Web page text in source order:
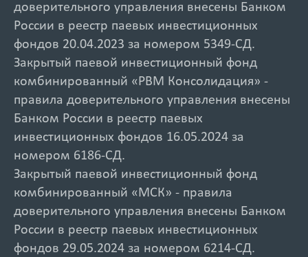
доверительного управления внесены Банком
России в реестр паевых инвестиционных
фондов 20.04.2023 за номером 5349-СД.
Закрытый паевой инвестиционный фонд
комбинированный «РВМ Консолидация» -
правила доверительного управления внесены
Банком России в реестр паевых
инвестиционных фондов 16.05.2024 за
номером 6186-СД.
Закрытый паевой инвестиционный фонд
комбинированный «МСК» - правила
доверительного управления внесены Банком
России в реестр паевых инвестиционных
фондов 29.05.2024 за номером 6214-СД.